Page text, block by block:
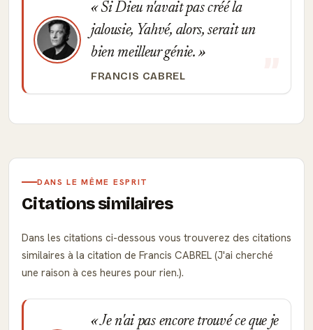
Si Dieu n'avait pas créé la
jalousie, Yahvé, alors, serait un
bien meilleur génie.
FRANCIS CABREL
DANS LE MÊME ESPRIT
Citations similaires
Dans les citations ci-dessous vous trouverez des citations
similaires à la citation de Francis CABREL (J'ai cherché
une raison à ces heures pour rien.).
Je n'ai pas encore trouvé ce que je